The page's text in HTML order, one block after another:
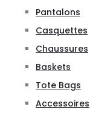
Pantalons
Casquettes
Chaussures
Baskets
Tote Bags
Accessoires